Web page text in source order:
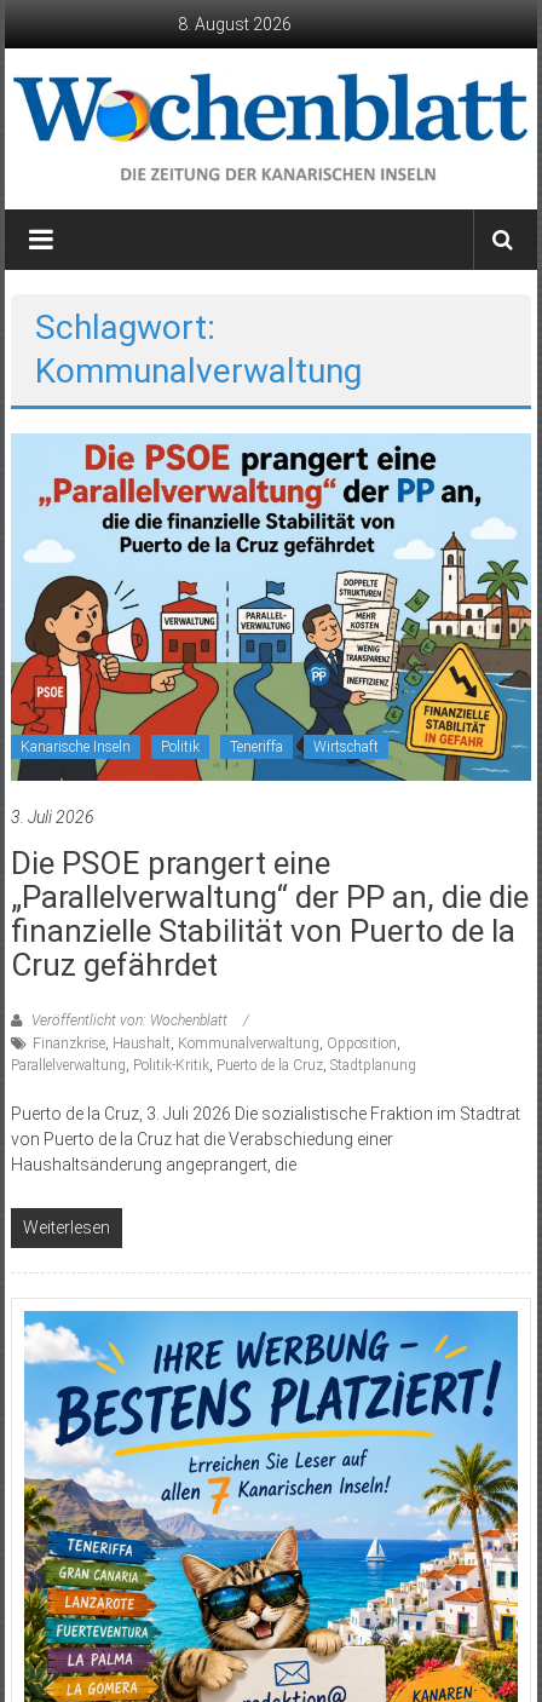
8. August 2026
Wochenblatt
die
Kanarischen
Inseln
Schlagwort:
Kommunalverwaltung
Kanarische Inseln Politik Teneriffa Wirtschaft
3. Juli 2026
Die PSOE prangert eine
„Parallelverwaltung“ der PP an, die die
finanzielle Stabilität von Puerto de la
Cruz gefährdet
Veröffentlicht von: Wochenblatt
Finanzkrise, Haushalt Kommunalverwaltung Opposition
Parallelverwaltung Politik-Kritik, Puerto de la Cruz, Stadtplanung
Puerto de la Cruz, 3. Juli 2026 Die sozialistische Fraktion im Stadtrat
von Puerto de la Cruz hat die Verabschiedung einer
Haushaltsänderung angeprangert, die
Weiterlesen